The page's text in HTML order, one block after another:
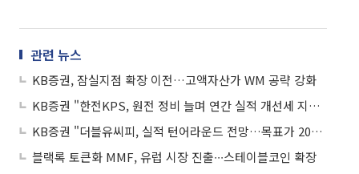
관련 뉴스
KB증권, 잠실지점 확장 이전…고액자산가 WM 공략 강화
KB증권 "한전KPS, 원전 정비 늘며 연간 실적 개선세 지속…체코 수주 기대"
KB증권 "더블유씨피, 실적 턴어라운드 전망…목표가 20%↑"
블랙록 토큰화 MMF, 유럽 시장 진출∙∙∙스테이블코인 확장